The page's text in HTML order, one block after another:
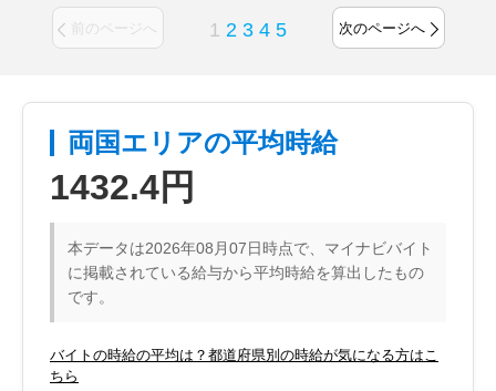
前のページへ 1 2 3 4 5 次のページへ
両国エリアの平均時給
1432.4円
本データは2026年08月07日時点で、マイナビバイト
に掲載されている給与から平均時給を算出したもの
です。
バイトの時給の平均は？都道府県別の時給が気になる方はこ
ちら